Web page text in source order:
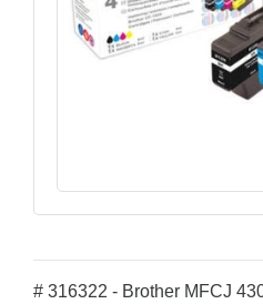
# 316322 - Brother MFCJ